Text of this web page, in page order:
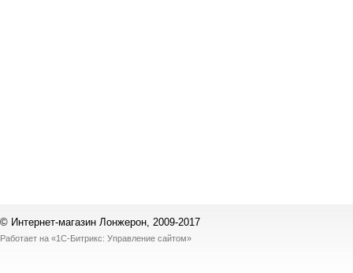
© Интернет-магазин Лонжерон, 2009-2017
Работает на «1С-Битрикс: Управление сайтом»